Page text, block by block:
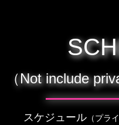
（Not include
スケジュール（プラ